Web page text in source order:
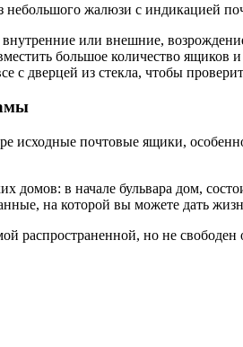
жалюзи с индикацией
или внешние,
большое количество
с дверцей из стекла, чтобы
исходные почтовые ящики,
в начале бульвара дом,
на которой вы можете дать
распространенной, но не